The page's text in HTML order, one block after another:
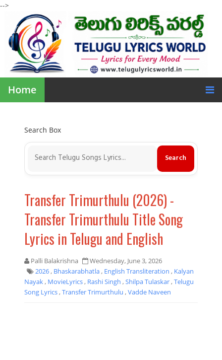
-->
Home
Search Box
Transfer Trimurthulu (2026) -
Transfer Trimurthulu Title Song
Lyrics in Telugu and English
Palli Balakrishna
Wednesday, June 3, 2026
2026, Bhaskarabhatla, English Transliteration , Kalyan
Nayak, MovieLyrics, Rashi Singh ,Shilpa Tulaskar,Telugu
Song Lyrics,Transfer Trimurthulu ,Vadde Naveen